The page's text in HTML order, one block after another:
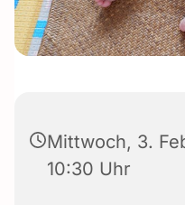
Mittwoch, 3.
10:30 Uhr